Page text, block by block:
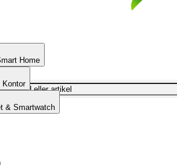
Home
Kontor
& Smartwatch